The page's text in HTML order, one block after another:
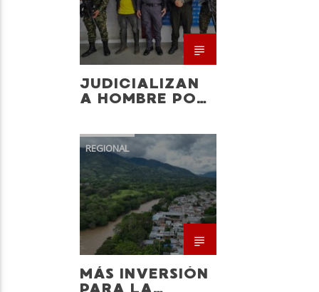
JUDICIALIZAN
A HOMBRE POR
COMPAÑERA
REGIONAL
MÁS INVERSIÓN